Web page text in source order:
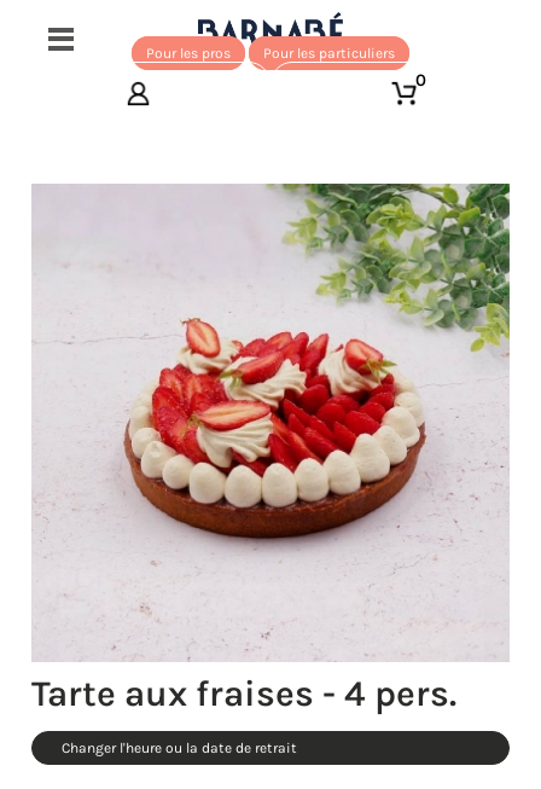
Pour les pros Pour les particuliers
0
Tarte aux fraises - 4 pers.
Changer l'heure ou la date de retrait